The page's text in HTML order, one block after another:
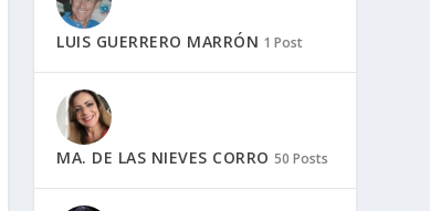
LUIS GUERRERO MARRÓN 1 Post
MA. DE LAS NIEVES CORRO 50 Posts